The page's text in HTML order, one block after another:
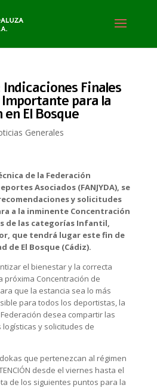
Indicaciones Finales
para la
El Bosque
Generales
de la Federación
Asociados (FANJYDA), se
y solicitudes
a la inminente Concentración
de las categorías Infantil,
que tendrá lugar este fin de
de El Bosque (Cádiz).
el bienestar y la correcta
próxima Concentración de
que la estancia sea lo más
para todos los deportistas, la
desea compartir las
y solicitudes de
que pertenezcan al régimen
desde el viernes hasta el
de los siguientes puntos para la